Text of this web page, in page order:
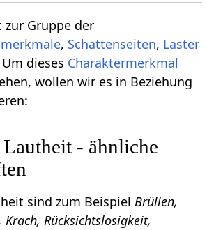
Gruppe der
, Schattenseiten, Laster
Um dieses Charaktermerkmal
wollen wir es in Beziehung
- ähnliche
sind zum BeispielBrüllen,
Rücksichtslosigkeit,